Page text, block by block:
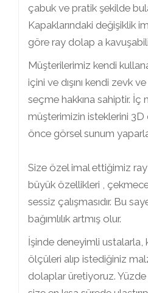
çabuk ve pratik şekilde
Kapaklarındaki değişiklik
göre ray dolap a
Müşterilerimiz kendi
içini ve dışını kendi zevk
seçme hakkına sahiptir. İç
müşterimizin isteklerini
önce görsel sunum
Size özel imal ettiğimiz ray
büyük özellikleri ,
sessiz çalışmasıdır. Bu
bağımlılık artmış olur.
İşinde deneyimli ustalarla,
ölçüleri alıp istediğiniz
dolaplar üretiyoruz.